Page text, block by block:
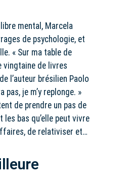
mental, Marcela
de psychologie, et
« Sur ma table de
vingtaine de livres
l’auteur brésilien Paolo
pas, je m’y replonge. »
de prendre un pas de
bas qu’elle peut vivre
de relativiser et…